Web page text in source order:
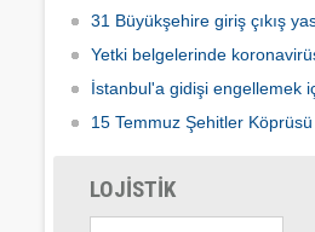
31 Büyükşehire giriş çıkış
Yetki belgelerinde
İstanbul'a gidişi engellemek
15 Temmuz Şehitler Köprüsü
LOJİSTİK